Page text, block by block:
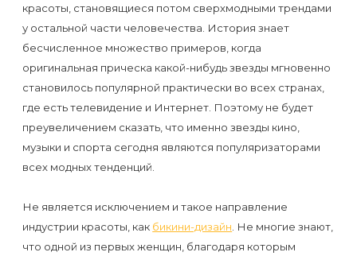
Шугаринг
Мужская
депиляция
Бикини-
дизайн
Мастера
Отзывы
Материалы
и
Партнерство
Видео
Вопросы-
ответы
Статьи
Форум
ВАЖНО
к
процедуре
эпиляции
воском
сахаром
Эпиляция
КОНТАКТЫ
красоты, становящиеся потом сверхмодными трендами
у остальной части человечества. История знает
бесчисленное множество примеров, когда
оригинальная прическа какой-нибудь звезды мгновенно
становилось популярной практически во всех странах,
где есть телевидение и Интернет. Поэтому не будет
преувеличением сказать, что именно звезды кино,
музыки и спорта сегодня являются популяризаторами
всех модных тенденций.
Не является исключением и такое направление
индустрии красоты, как бикини-дизайн. Не многие знают,
что одной из первых женщин, благодаря которым